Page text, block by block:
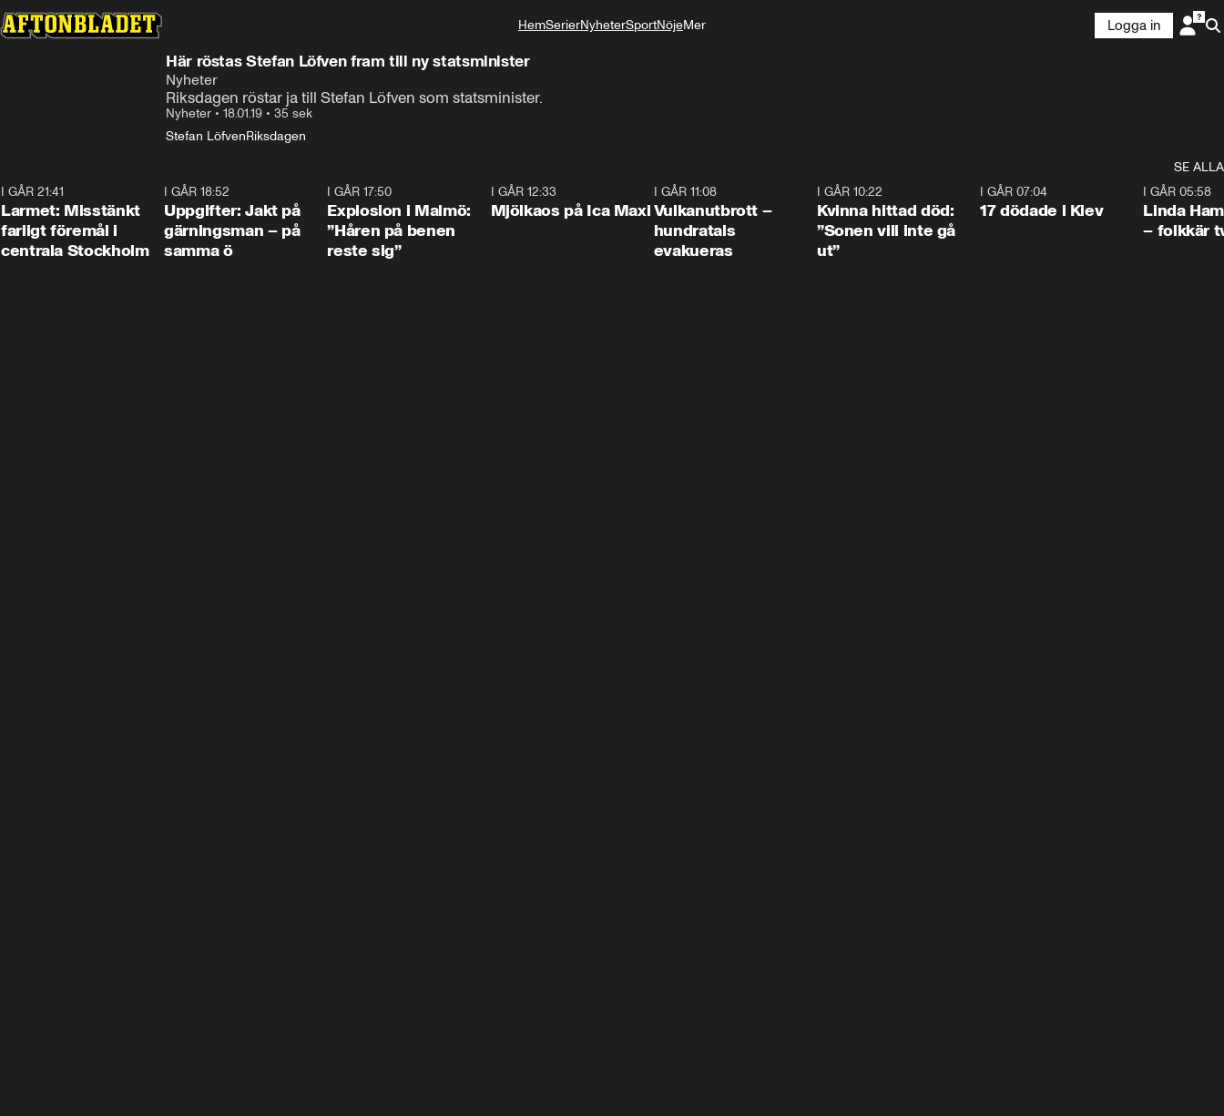
HemSerierNyheterSportNöjeMer
Logga in
Här röstas Stefan Löfven fram till ny statsminister
Nyheter
Riksdagen röstar ja till Stefan Löfven som statsminister.
Nyheter • 18.01.19 • 35 sek
Stefan LöfvenRiksdagen
SE ALLA
I GÅR 21:41
Larmet: Misstänkt
farligt föremål i
centrala Stockholm
I GÅR 18:52
Uppgifter: Jakt på
gärningsman – på
samma ö
I GÅR 17:50
Explosion i Malmö:
”Håren på benen
reste sig”
I GÅR 12:33
Mjölkaos på Ica Maxi
I GÅR 11:08
Vulkanutbrott –
hundratals
evakueras
I GÅR 10:22
Kvinna hittad död:
”Sonen vill inte gå
ut”
I GÅR 07:04
17 dödade i Kiev
I GÅR 05:58
Linda
– folkkär